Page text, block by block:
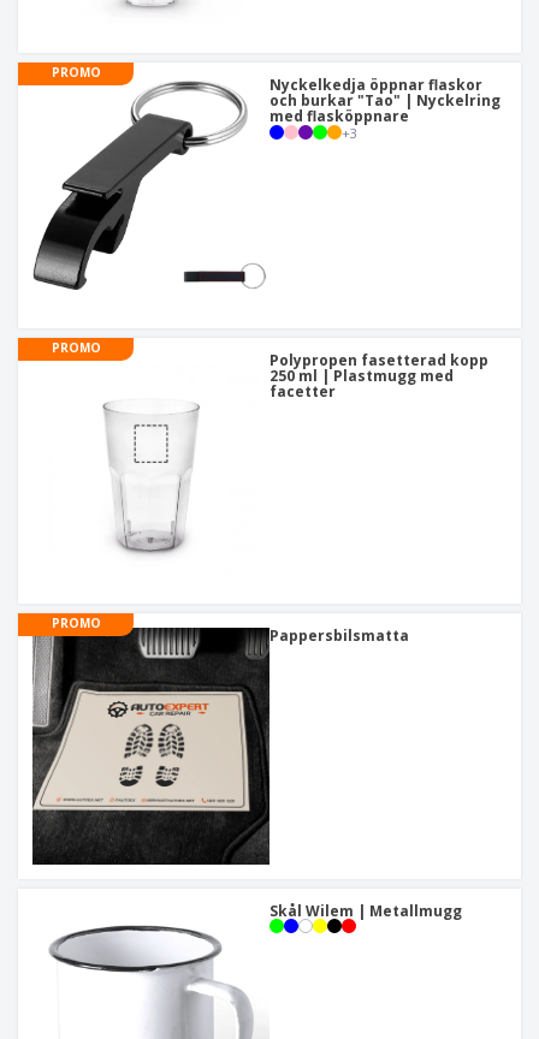
PROMO
Nyckelkedja öppnar flaskor
och burkar "Tao" | Nyckelring
med flasköppnare
+3
PROMO
Polypropen fasetterad kopp
250 ml | Plastmugg med
facetter
PROMO
Pappersbilsmatta
Skål Wilem | Metallmugg